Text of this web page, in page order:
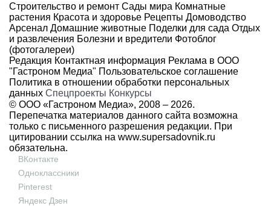
Строительство и ремонт Сады мира Комнатные
растения Красота и здоровье Рецепты Домоводство
Арсенал Домашние животные Поделки для сада Отдых
и развлечения Болезни и вредители Фотоблог
(фотогалереи)
Редакция Контактная информация Реклама в ООО
"Гастроном Медиа" Пользовательское соглашение
Политика в отношении обработки персональных
данных Спецпроекты Конкурсы
© ООО «Гастроном Медиа», 2008 – 2026.
Перепечатка материалов данного сайта возможна
только с письменного разрешения редакции. При
цитировании ссылка на www.supersadovnik.ru
обязательна.
ВКонтакте
Одноклассники
Pinterest
Яндекс Дзен